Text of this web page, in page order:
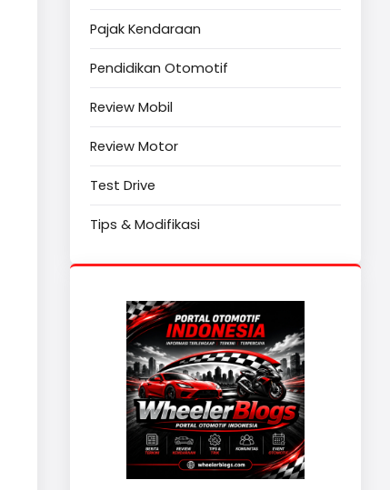
Pajak Kendaraan
Pendidikan Otomotif
Review Mobil
Review Motor
Test Drive
Tips & Modifikasi